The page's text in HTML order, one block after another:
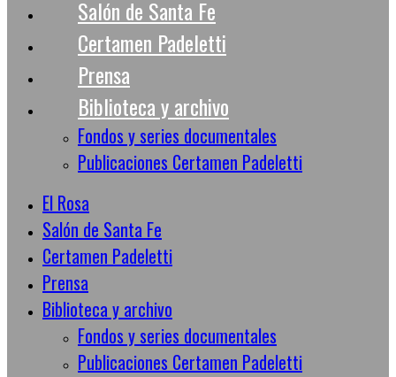
Salón de Santa Fe
Certamen Padeletti
Prensa
Biblioteca y archivo
Fondos y series documentales
Publicaciones Certamen Padeletti
El Rosa
Salón de Santa Fe
Certamen Padeletti
Prensa
Biblioteca y archivo
Fondos y series documentales
Publicaciones Certamen Padeletti